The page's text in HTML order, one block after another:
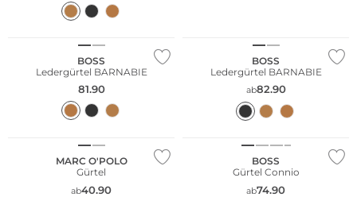
BOSS
Ledergürtel BARNABIE
81.90
BOSS
Ledergürtel BARNABIE
ab82.90
MARC O'POLO
Gürtel
ab40.90
BOSS
Gürtel Connio
ab74.90